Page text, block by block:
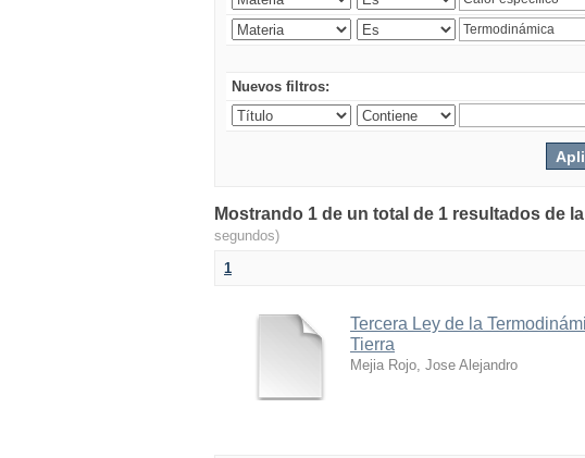
Nuevos filtros:
Mostrando 1 de un total de 1 resultados de
segundos)
1
Tercera Ley de la
Tierra
Mejia Rojo, Jose Alejandro